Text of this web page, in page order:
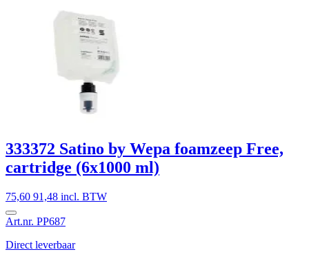
333372 Satino by Wepa foamzeep Free,
cartridge (6x1000 ml)
75,60 91,48 incl. BTW
Art.nr. PP687
Direct leverbaar